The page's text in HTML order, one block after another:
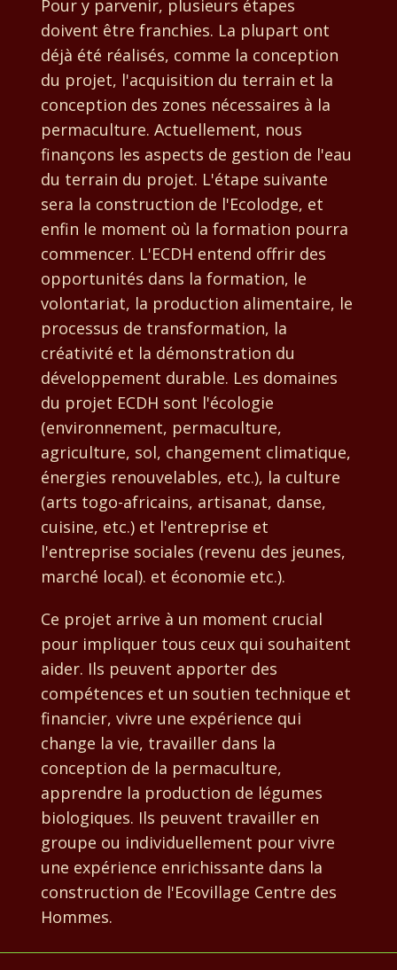
Pour y parvenir, plusieurs étapes
doivent être franchies. La plupart ont
déjà été réalisés, comme la conception
du projet, l'acquisition du terrain et la
conception des zones nécessaires à la
permaculture. Actuellement, nous
finançons les aspects de gestion de l'eau
du terrain du projet. L'étape suivante
sera la construction de l'Ecolodge, et
enfin le moment où la formation pourra
commencer. L'ECDH entend offrir des
opportunités dans la formation, le
volontariat, la production alimentaire, le
processus de transformation, la
créativité et la démonstration du
développement durable. Les domaines
du projet ECDH sont l'écologie
(environnement, permaculture,
agriculture, sol, changement climatique,
énergies renouvelables, etc.), la culture
(arts togo-africains, artisanat, danse,
cuisine, etc.) et l'entreprise et
l'entreprise sociales (revenu des jeunes,
marché local). et économie etc.).
Ce projet arrive à un moment crucial
pour impliquer tous ceux qui souhaitent
aider. Ils peuvent apporter des
compétences et un soutien technique et
financier, vivre une expérience qui
change la vie, travailler dans la
conception de la permaculture,
apprendre la production de légumes
biologiques. Ils peuvent travailler en
groupe ou individuellement pour vivre
une expérience enrichissante dans la
construction de l'Ecovillage Centre des
Hommes.